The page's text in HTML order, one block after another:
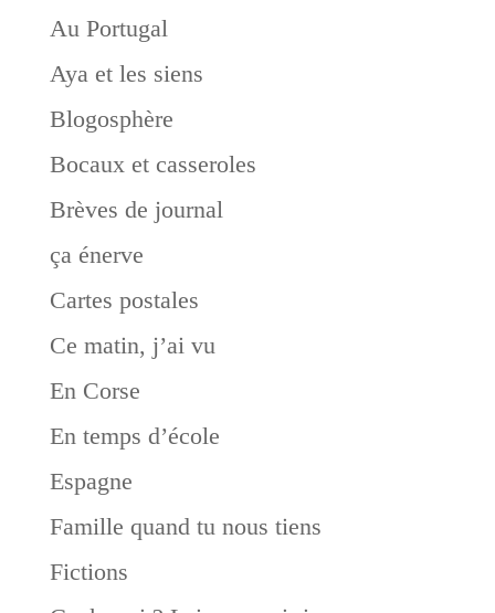
Au Portugal
Aya et les siens
Blogosphère
Bocaux et casseroles
Brèves de journal
ça énerve
Cartes postales
Ce matin, j’ai vu
En Corse
En temps d’école
Espagne
Famille quand tu nous tiens
Fictions